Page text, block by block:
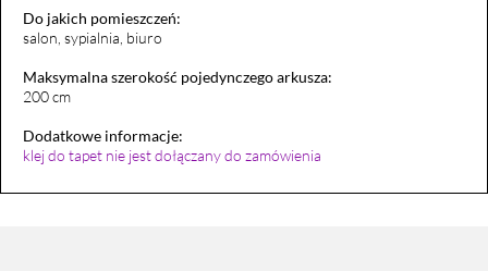
Do jakich pomieszczeń:
salon, sypialnia, biuro
Maksymalna szerokość pojedynczego arkusza:
200 cm
Dodatkowe informacje:
klej do tapet nie jest dołączany do zamówienia